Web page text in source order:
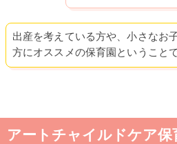
出産を考えている方や、小さなお
方にオススメの保育園ということ
アートチャイルドケア保